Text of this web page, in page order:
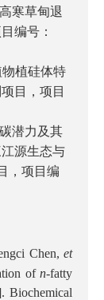
寒草甸退
编号：
物植硅体特
目，项目
潜力及其
源生态与
，项目编
Chen, et
of n-fatty
Biochemical